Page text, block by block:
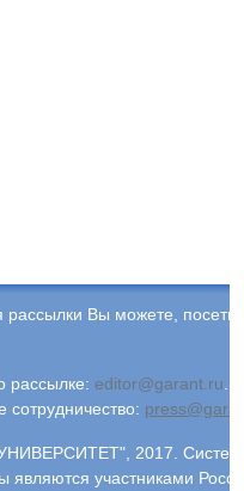
рассылки Вы можете,
рассылке: editor@garant.ru
2017. Система
являются участниками